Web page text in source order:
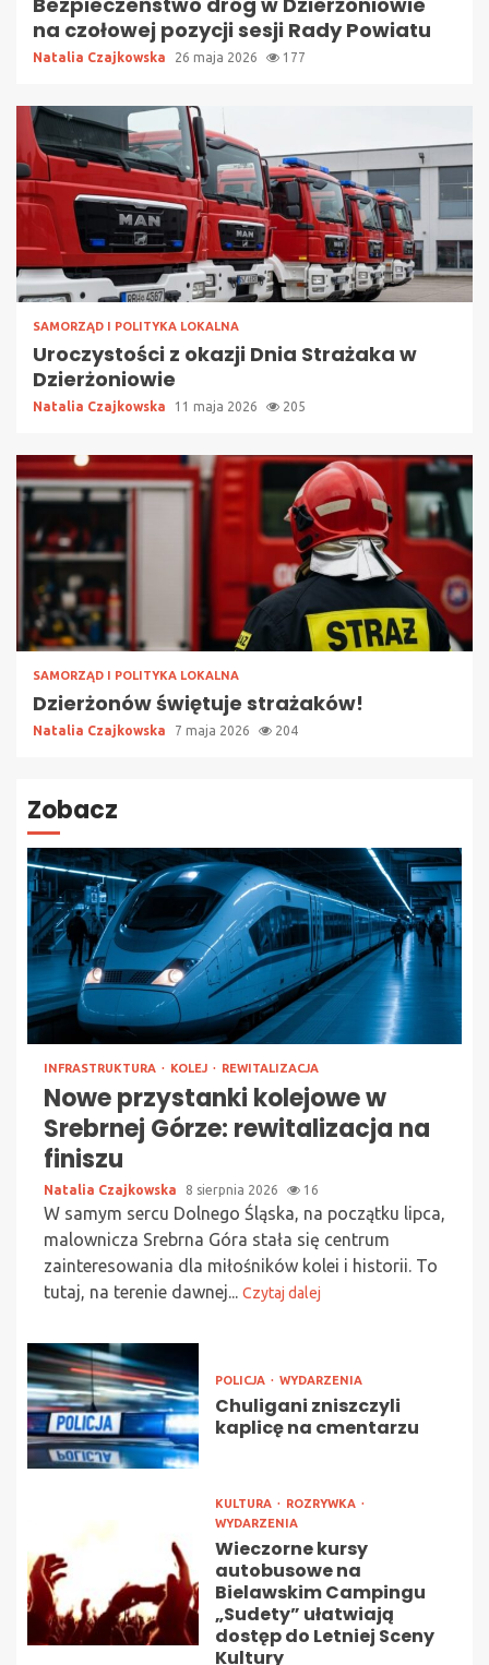
na czołowej pozycji sesji Rady Powiatu
Natalia Czajkowska 26 maja 2026 177
SAMORZĄD I POLITYKA LOKALNA
Uroczystości z okazji Dnia Strażaka w
Dzierżoniowie
Natalia Czajkowska 11 maja 2026 205
SAMORZĄD I POLITYKA LOKALNA
Dzierżonów świętuje strażaków!
Natalia Czajkowska 7 maja 2026 204
Zobacz
INFRASTRUKTURA KOLEJ REWITALIZACJA
Nowe przystanki kolejowe w
Srebrnej Górze: rewitalizacja na
finiszu
Natalia Czajkowska 8 sierpnia 2026 16
W samym sercu Dolnego Śląska, na początku lipca,
malownicza Srebrna Góra stała się centrum
zainteresowania dla miłośników kolei i historii. To
tutaj, na terenie dawnej... Czytaj dalej
POLICJA WYDARZENIA
Chuligani zniszczyli
kaplicę na cmentarzu
KULTURA
ROZRYWKA
WYDARZENIA
Wieczorne kursy
autobusowe na
Bielawskim Campingu
„Sudety” ułatwiają
dostęp do Letniej Sceny
Kultury